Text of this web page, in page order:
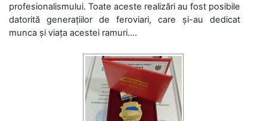
profesionalismului. Toate aceste realizări au fost posibile
datorită generațiilor de feroviari, care și-au dedicat
munca și viața acestei ramuri....